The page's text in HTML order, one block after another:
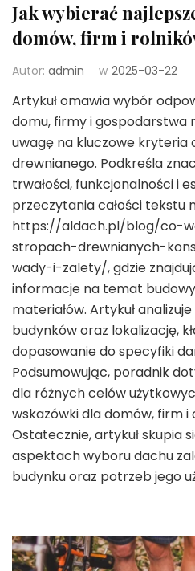
Jak wybierać
domów, firm i
Autor: admin w 2025-03-22
Artykuł omawia wybór
domu, firmy i gospodarstwa
uwagę na kluczowe
drewnianego. Podkreśla
trwałości, funkcjonalności i
przeczytania całości tekstu
https://aldach.pl/blog/co-
stropach-drewnianych-
wady-i-zalety/, gdzie
informacje na temat
materiałów. Artykuł
budynków oraz lokalizację,
dopasowanie do specyfiki
Podsumowując, poradnik
dla różnych celów
wskazówki dla domów, firm
Ostatecznie, artykuł skupia
aspektach wyboru dachu
budynku oraz potrzeb jego